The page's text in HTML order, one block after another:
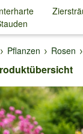
↓
Pflanzen Rosen